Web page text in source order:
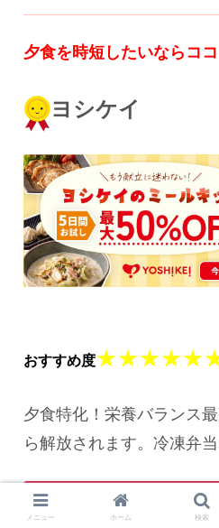
夕食を時短したいならココ
ヨシケイ
おすすめ度
夕食特化！栄養バランス
ら解放されます。冷凍弁当
こんな方におすす
メニュー ホーム 検索